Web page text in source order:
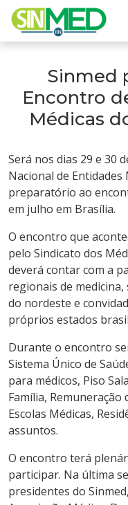
Sinmed
Encontro
Médicas
Será nos dias 29 e 30
Nacional de
preparatório ao
em julho em Brasília.
O encontro que
pelo Sindicato dos
deverá contar com a
regionais de medicina,
do nordeste e
próprios estados
Durante o encontro
Sistema Único de
para médicos, Piso
Família, Remuneração
Escolas Médicas,
assuntos.
O encontro terá
participar. Na última
presidentes do